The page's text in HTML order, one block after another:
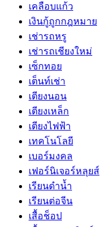
เคลือบแก้ว
เงินกู้ถูกกฎหมาย
เช่ารถหรู
เช่ารถเชียงใหม่
เซ็กทอย
เต็นท์เช่า
เตียงนอน
เตียงเหล็ก
เตียงไฟฟ้า
เทคโนโลยี
เบอร์มงคล
เฟอร์นิเจอร์หลุยส์
เรียนดำน้ำ
เรียนต่อจีน
เสื้อช็อป